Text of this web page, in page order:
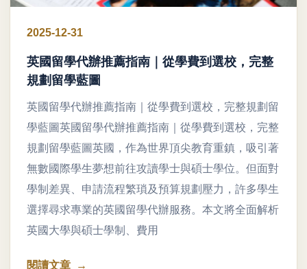
2025-12-31
英國留學代辦推薦指南｜從學費到選校，完整
規劃留學藍圖
英國留學代辦推薦指南｜從學費到選校，完整規劃留
學藍圖英國留學代辦推薦指南｜從學費到選校，完整
規劃留學藍圖英國，作為世界頂尖教育重鎮，吸引著
無數國際學生夢想前往攻讀學士與碩士學位。但面對
學制差異、申請流程繁瑣及預算規劃壓力，許多學生
選擇尋求專業的英國留學代辦服務。本文將全面解析
英國大學與碩士學制、費用
閱讀文章